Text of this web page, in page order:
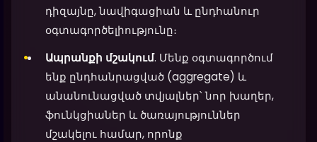
դիզայնը, նավիգացիան և ընդհանուր
օգտագործելիությունը։
Ապրանքի մշակում. Մենք օգտագործում
ենք ընդհանրացված (aggregate) և
անանունացված տվյալներ՝ նոր խաղեր,
ֆունկցիաներ և ծառայություններ
մշակելու համար, որոնք